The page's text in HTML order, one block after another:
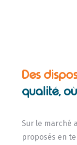
Des
qualité,
Sur le marché
proposés en